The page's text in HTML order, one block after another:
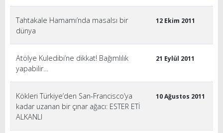
Tahtakale Hamamı’nda masalsı bir
dünya
12 Ekim 2011
Atölye Kuledibi‘ne dikkat! Bağımlılık
yapabilir…
21 Eylül 2011
Kökleri Türkiye’den San-Francisco’ya
kadar uzanan bir çınar ağacı: ESTER ETİ
ALKANLI
10 Ağustos 2011